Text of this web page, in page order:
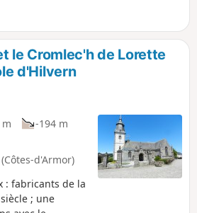
La
des chemins et
routes peu
le Cromlec'h de Lorette
d'Hilvern
m
-194 m
d'Armor)
: fabricants de la
; une